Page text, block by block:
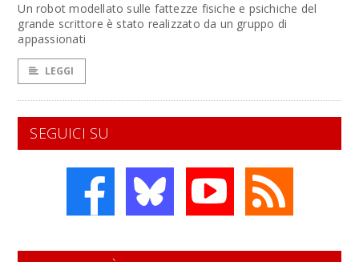
Un robot modellato sulle fattezze fisiche e psichiche del
grande scrittore è stato realizzato da un gruppo di
appassionati
LEGGI
SEGUICI SU